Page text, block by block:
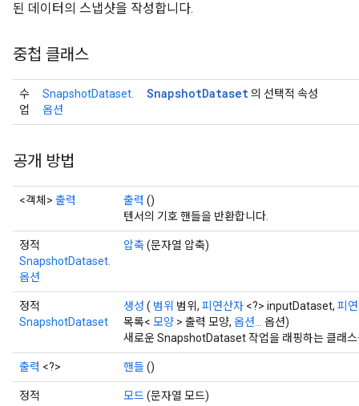
된 데이터의 스냅샷을 작성합니다.
중첩 클래스
수
업
SnapshotDataset.
옵션
SnapshotDataset의 선택적 속성
공개 방법
<객체> 출력 출력 ()
텐서의 기호 핸들을 반환합니다.
정적
SnapshotDataset.
옵션
압축(문자열 압축)
정적
SnapshotDataset
생성 ( 범위 범위, 피연산자 <?> inputDataset, 피
목록< 모양 > 출력 모양, 옵션...
옵션)
새로운 SnapshotDataset 작업을 래핑하는 클래
출력 <?> 핸들()
정적
모드(문자열 모드)